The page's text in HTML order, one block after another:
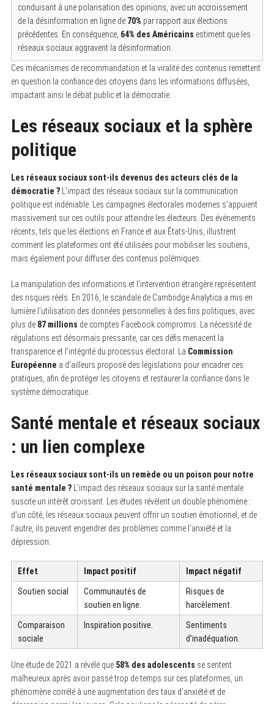
conduisant à une polarisation des opinions, avec un accroissement
de la désinformation en ligne de 70% par rapport aux élections
précédentes. En conséquence, 64% des Américains estiment que les
réseaux sociaux aggravent la désinformation.
Ces mécanismes de recommandation et la viralité des contenus remettent
en question la confiance des citoyens dans les informations diffusées,
impactant ainsi le débat public et la démocratie.
Les réseaux sociaux et la sphère
politique
Les réseaux sociaux sont-ils devenus des acteurs clés de la
démocratie ?L’impact des réseaux sociaux sur la communication
politique est indéniable. Les campagnes électorales modernes s’appuient
massivement sur ces outils pour atteindre les électeurs. Des événements
récents, tels que les élections en France et aux États-Unis, illustrent
comment les plateformes ont été utilisées pour mobiliser les soutiens,
mais également pour diffuser des contenus polémiques.
La manipulation des informations et l’intervention étrangère représentent
des risques réels. En 2016, le scandale de Cambridge Analytica a mis en
lumière l’utilisation des données personnelles à des fins politiques, avec
plus de 87 millions de comptes Facebook compromis. La nécessité de
régulations est désormais pressante, car ces défis menacent la
transparence et l’intégrité du processus électoral. La Commission
Européenne a d’ailleurs proposé des législations pour encadrer ces
pratiques, afin de protéger les citoyens et restaurer la confiance dans le
système démocratique.
Santé mentale et réseaux sociaux
: un lien complexe
Les réseaux sociaux sont-ils un remède ou un poison pour notre
santé mentale ?L’impact des réseaux sociaux sur la santé mentale
suscite un intérêt croissant. Les études révèlent un double phénomène :
d’un côté, les réseaux sociaux peuvent offrir un soutien émotionnel, et de
l’autre, ils peuvent engendrer des problèmes comme l’anxiété et la
dépression.
Effet Impact positif Impact négatif
Soutien social
Communautés de
soutien en ligne.
Risques de
harcèlement.
Comparaison
sociale
Inspiration positive.
Sentiments
d’inadéquation.
Une étude de 2021 a révélé que 58% des adolescents se sentent
malheureux après avoir passé trop de temps sur ces plateformes, un
phénomène corrélé à une augmentation des taux d’anxiété et de